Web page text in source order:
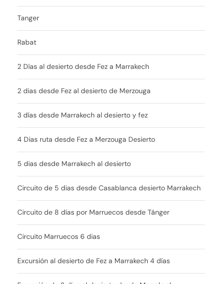
Tanger
Rabat
2 Días al desierto desde Fez a Marrakech
2 dias desde Fez al desierto de Merzouga
3 días desde Marrakech al desierto y fez
4 Dias ruta desde Fez a Merzouga Desierto
5 dias desde Marrakech al desierto
Circuito de 5 dias desde Casablanca desierto Marrakech
Circuito de 8 días por Marruecos desde Tánger
Circuito Marruecos 6 dias
Excursión al desierto de Fez a Marrakech 4 días